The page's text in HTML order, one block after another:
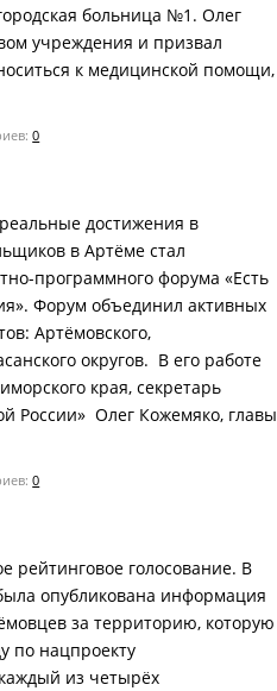
больница №1. Олег
учреждения и призвал
к медицинской помощи,
0
достижения в
в Артёме стал
программного форума «Есть
Форум объединил активных
Артёмовского,
округов. В его работе
края, секретарь
России» Олег Кожемяко, главы
0
рейтинговое голосование. В
опубликована информация
за территорию, которую
по нацпроекту
из четырёх